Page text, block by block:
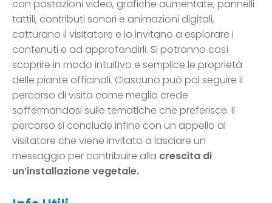
con postazioni video, grafiche aumentate, pannelli
tattili, contributi sonori e animazioni digitali,
catturano il visitatore e lo invitano a esplorare i
contenuti e ad approfondirli. Si potranno così
scoprire in modo intuitivo e semplice le proprietà
delle piante officinali. Ciascuno può poi seguire il
percorso di visita come meglio crede
soffermandosi sulle tematiche che preferisce. Il
percorso si conclude infine con un appello al
visitatore che viene invitato a lasciare un
messaggio per contribuire alla crescita di
un’installazione vegetale.